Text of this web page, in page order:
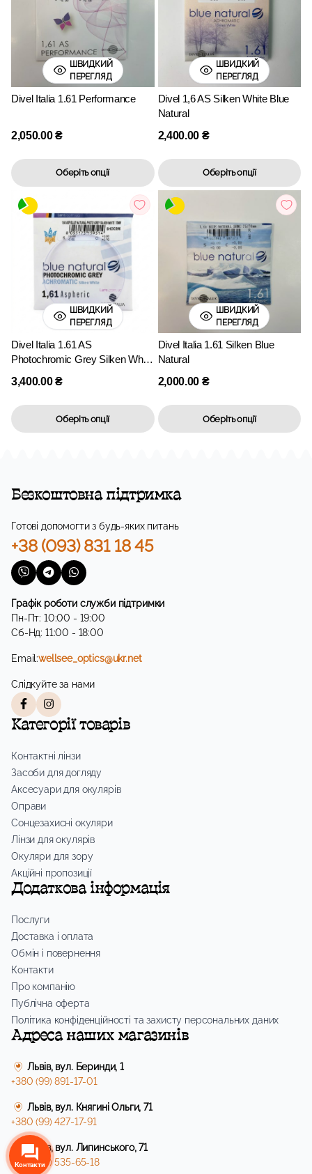
ШВИДКИЙ
ПЕРЕГЛЯД
Divel Italia 1.61 Performance
2,050.00₴
Оберіть опції
ШВИДКИЙ
ПЕРЕГЛЯД
Divel 1,6 AS Silken White Blue
Natural
2,400.00 ₴
Оберіть опції
ШВИДКИЙ
ПЕРЕГЛЯД
Divel Italia 1.61 AS
Photochromic Grey Silken White
3,400.00₴
Оберіть опції
ШВИДКИЙ
ПЕРЕГЛЯД
Divel Italia 1.61 Silken Blue
Natural
2,000.00 ₴
Оберіть опції
Безкоштовна підтримка
Готові допомогти з будь-яких питань
+38 (093) 831 18 45
Графік роботи служби підтримки
Пн-Пт: 10:00 - 19:00
Сб-Нд: 11:00 - 18:00
Email:wellsee_optics@ukr.net
Слідкуйте за нами
Категорії товарів
Контактні лінзи
Засоби для догляду
Аксесуари для окулярів
Оправи
Сонцезахисні окуляри
Лінзи для окулярів
Окуляри для зору
Акційні пропозиції
Додаткова інформація
Послуги
Доставка і оплата
Обмін і повернення
Контакти
Про компанію
Публічна оферта
Політика конфіденційності та захисту персональних даних
Адреса наших магазинів
Львів, вул. Беринди, 1
+380 (99) 891-17-01
Львів, вул. Княгині Ольги, 71
+380 (99) 427-17-91
Львів, вул. Липинського, 71
+380 (99) 535-65-18
Контакти